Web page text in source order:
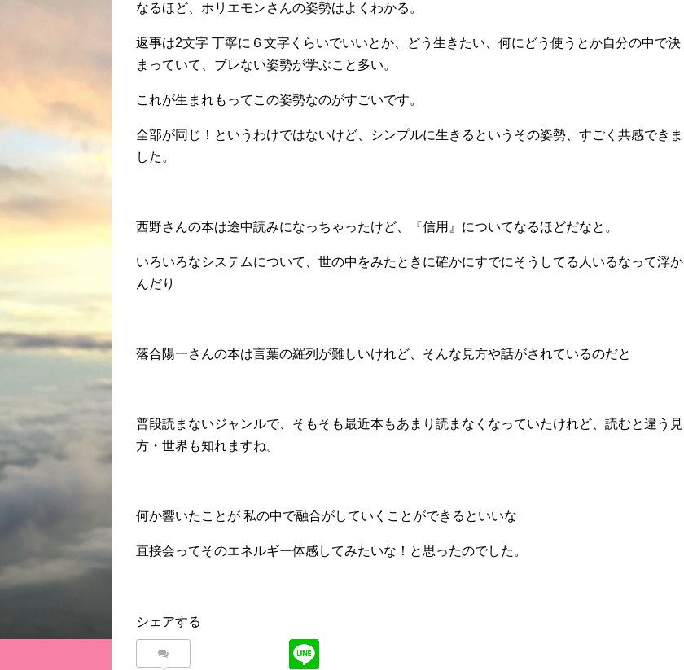
なるほど、ホリエモンさんの姿勢はよくわかる。
返事は2文字 丁寧に６文字くらいでいいとか、どう生きたい、何にどう使うとか自分の中で決
まっていて、ブレない姿勢が学ぶこと多い。
これが生まれもってこの姿勢なのがすごいです。
全部が同じ！というわけではないけど、シンプルに生きるというその姿勢、すごく共感できま
した。
西野さんの本は途中読みになっちゃったけど、『信用』についてなるほどだなと。
いろいろなシステムについて、世の中をみたときに確かにすでにそうしてる人いるなって浮か
んだり
落合陽一さんの本は言葉の羅列が難しいけれど、そんな見方や話がされているのだと
普段読まないジャンルで、そもそも最近本もあまり読まなくなっていたけれど、読むと違う見
方・世界も知れますね。
何か響いたことが 私の中で融合がしていくことができるといいな
直接会ってそのエネルギー体感してみたいな！と思ったのでした。
シェアする